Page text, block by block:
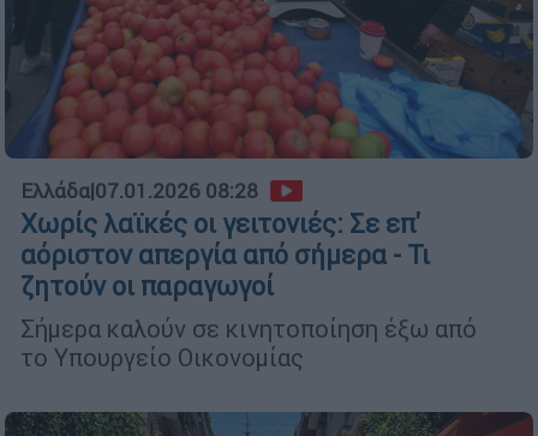
Ελλάδα|07.01.2026 08:28
Χωρίς λαϊκές οι γειτονιές: Σε επ'
αόριστον απεργία από σήμερα - Τι
ζητούν οι παραγωγοί
Σήμερα καλούν σε κινητοποίηση έξω από
το Υπουργείο Οικονομίας